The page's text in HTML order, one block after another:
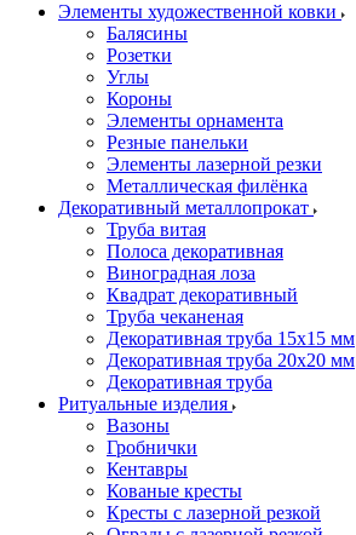
Элементы художественной ковки
Балясины
Розетки
Углы
Короны
Элементы орнамента
Резные панельки
Элементы лазерной резки
Металлическая филёнка
Декоративный металлопрокат
Труба витая
Полоса декоративная
Виноградная лоза
Квадрат декоративный
Труба чеканеная
Декоративная труба 15х15 мм
Декоративная труба 20х20 мм
Декоративная труба
Ритуальные изделия
Вазоны
Гробнички
Кентавры
Кованые кресты
Кресты с лазерной резкой